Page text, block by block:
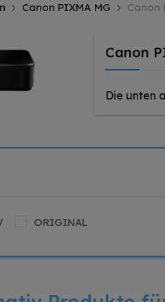
Canon PIXMA MG Canon
Canon
Die unten
ORIGINAL